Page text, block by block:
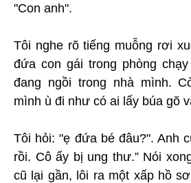
"Con anh".
Tôi nghe rõ tiếng muỗng rơi
đứa con gái trong phòng
đang ngồi trong nhà mình.
mình ù đi như có ai lấy búa gõ
Tôi hỏi: "ẹ đứa bé đâu?". Anh
rồi. Cô ấy bị ung thư.” Nói
cũ lại gần, lôi ra một xấp hồ